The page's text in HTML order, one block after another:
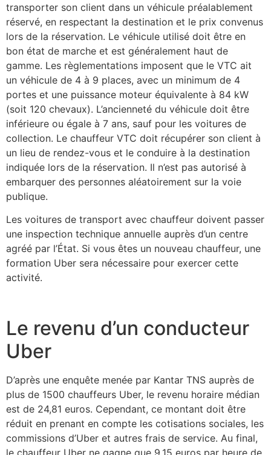
transporter son client dans un véhicule préalablement
réservé, en respectant la destination et le prix convenus
lors de la réservation. Le véhicule utilisé doit être en
bon état de marche et est généralement haut de
gamme. Les règlementations imposent que le VTC ait
un véhicule de 4 à 9 places, avec un minimum de 4
portes et une puissance moteur équivalente à 84 kW
(soit 120 chevaux). L’ancienneté du véhicule doit être
inférieure ou égale à 7 ans, sauf pour les voitures de
collection. Le chauffeur VTC doit récupérer son client à
un lieu de rendez-vous et le conduire à la destination
indiquée lors de la réservation. Il n’est pas autorisé à
embarquer des personnes aléatoirement sur la voie
publique.
Les voitures de transport avec chauffeur doivent passer
une inspection technique annuelle auprès d’un centre
agréé par l’État. Si vous êtes un nouveau chauffeur, une
formation Uber sera nécessaire pour exercer cette
activité.
Le revenu d’un conducteur
Uber
D’après une enquête menée par Kantar TNS auprès de
plus de 1500 chauffeurs Uber, le revenu horaire médian
est de 24,81 euros. Cependant, ce montant doit être
réduit en prenant en compte les cotisations sociales, les
commissions d’Uber et autres frais de service. Au final,
le chauffeur Uber ne gagne que 9,15 euros par heure de